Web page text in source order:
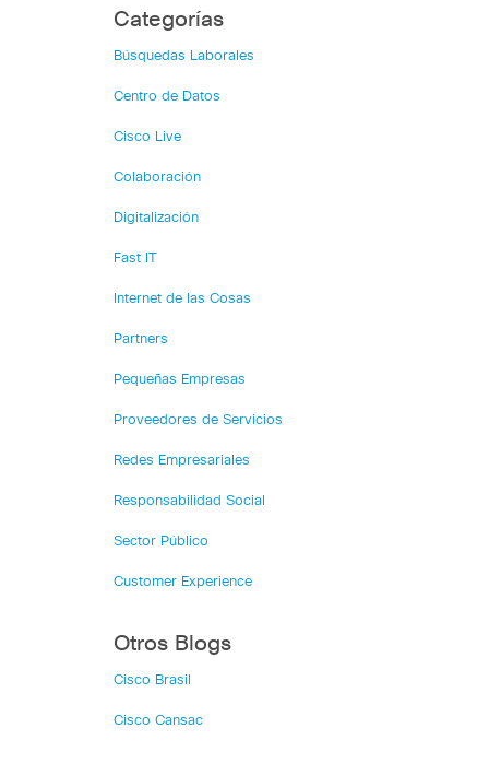
Categorías
Búsquedas Laborales
Centro de Datos
Cisco Live
Colaboración
Digitalización
Fast IT
Internet de las Cosas
Partners
Pequeñas Empresas
Proveedores de Servicios
Redes Empresariales
Responsabilidad Social
Sector Público
Customer Experience
Otros Blogs
Cisco Brasil
Cisco Cansac